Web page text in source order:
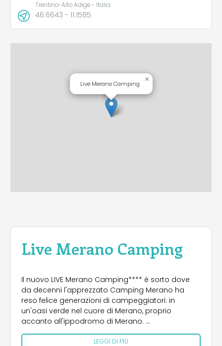
Live Merano Camping
Il nuovo LIVE Merano Camping**** è sorto dove
da decenni l'apprezzato Camping Merano ha
reso felice generazioni di campeggiatori: in
un'oasi verde nel cuore di Merano, proprio
accanto all'ippodromo di Merano.
Il nuovo LIVE Merano Camping è ancora più bello,
LEGGI DI PIÙ
Trentino-Alto Adige - Italia
46.6643 - 11.1585
Live Merano Camping
×